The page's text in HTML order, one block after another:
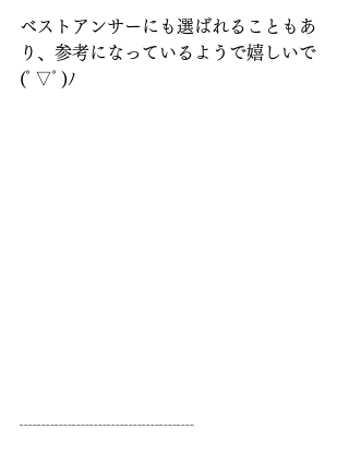
ベストアンサーにも選ばれることもあ
り、参考になっているようで嬉しいで
(ﾟ▽ﾟ)ﾉ
┈┈┈┈┈┈┈┈┈┈